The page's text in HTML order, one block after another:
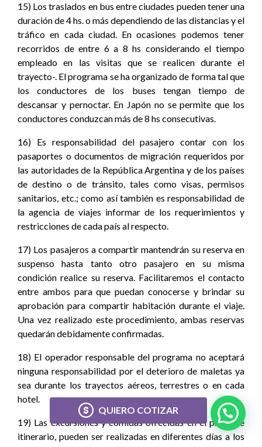
QUIERO COTIZAR
15) Los traslados en bus entre ciudades pueden tener una
duración de 4 hs. o más dependiendo de las distancias y el
tráfico en cada ciudad. En ocasiones podemos tener
recorridos de entre 6 a 8 hs considerando el tiempo
empleado en las visitas que se realicen durante el
trayecto-. El programa se ha organizado de forma tal que
los conductores de los buses tengan tiempo de
descansar y pernoctar. En Japón no se permite que los
conductores conduzcan más de 8 hs consecutivas.
16) Es responsabilidad del pasajero contar con los
pasaportes o documentos de migración requeridos por
las autoridades de la República Argentina y de los países
de destino o de tránsito, tales como visas, permisos
sanitarios, etc.; como así también es responsabilidad de
la agencia de viajes informar de los requerimientos y
restricciones de cada país al respecto.
17) Los pasajeros a compartir mantendrán su reserva en
suspenso hasta tanto otro pasajero en su misma
condición realice su reserva. Facilitaremos el contacto
entre ambos para que puedan conocerse y brindar su
aprobación para compartir habitación durante el viaje.
Una vez realizado este procedimiento, ambas reservas
quedarán debidamente confirmadas.
18) El operador responsable del programa no aceptará
ninguna responsabilidad por el deterioro de maletas ya
sea durante los trayectos aéreos, terrestres o en cada
hotel.
19) Las excursiones y comidas ofrecidas en el presente
itinerario, pueden ser realizadas en diferentes días a los